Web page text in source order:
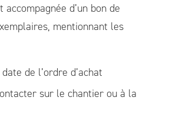
d’un bon de
mentionnant les
de l’ordre d’achat
sur le chantier ou à la